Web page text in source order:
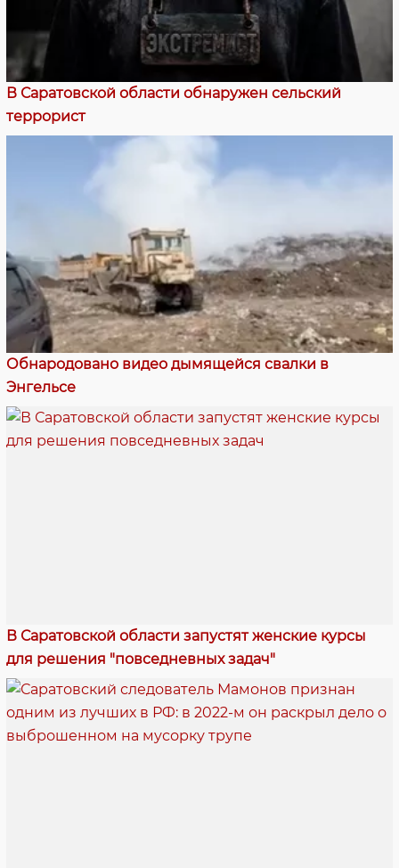
В Саратовской области обнаружен сельский
террорист
Обнародовано видео дымящейся свалки в
Энгельсе
В Саратовской области запустят женские курсы
для решения "повседневных задач"